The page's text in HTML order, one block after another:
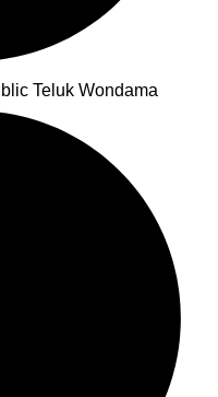
Teluk Wondama